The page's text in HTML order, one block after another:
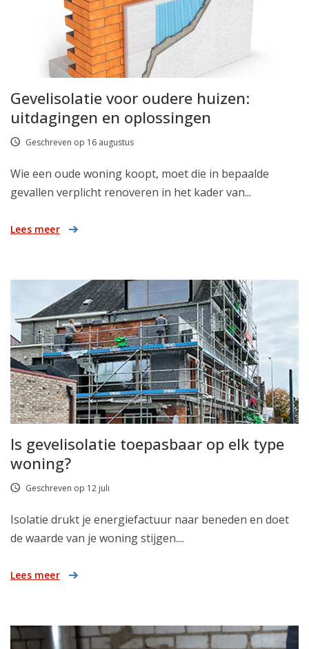
Gevelisolatie voor oudere huizen:
uitdagingen en oplossingen
Geschreven op 16 augustus
Wie een oude woning koopt, moet die in bepaalde
gevallen verplicht renoveren in het kader van...
Lees meer
Is gevelisolatie toepasbaar op elk type
woning?
Geschreven op 12 juli
Isolatie drukt je energiefactuur naar beneden en doet
de waarde van je woning stijgen....
Lees meer